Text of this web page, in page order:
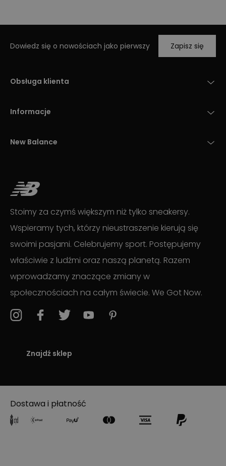
Dowiedz się o nowościach jako pierwszy Zapisz się
Obsługa klienta
Informacje
New Balance
Stoimy za czymś większym niż tylko sneakersy.
Wspieramy tych, którzy nieustraszenie kierują się
swoimi pasjami. Celebrujemy sport. Postępujemy
właściwie z ludźmi oraz naszą planetą. Razem
wprowadzamy znaczące zmiany w
społecznościach na całym świecie. We Got Now.
Znajdź sklep
Dostawa i płatność